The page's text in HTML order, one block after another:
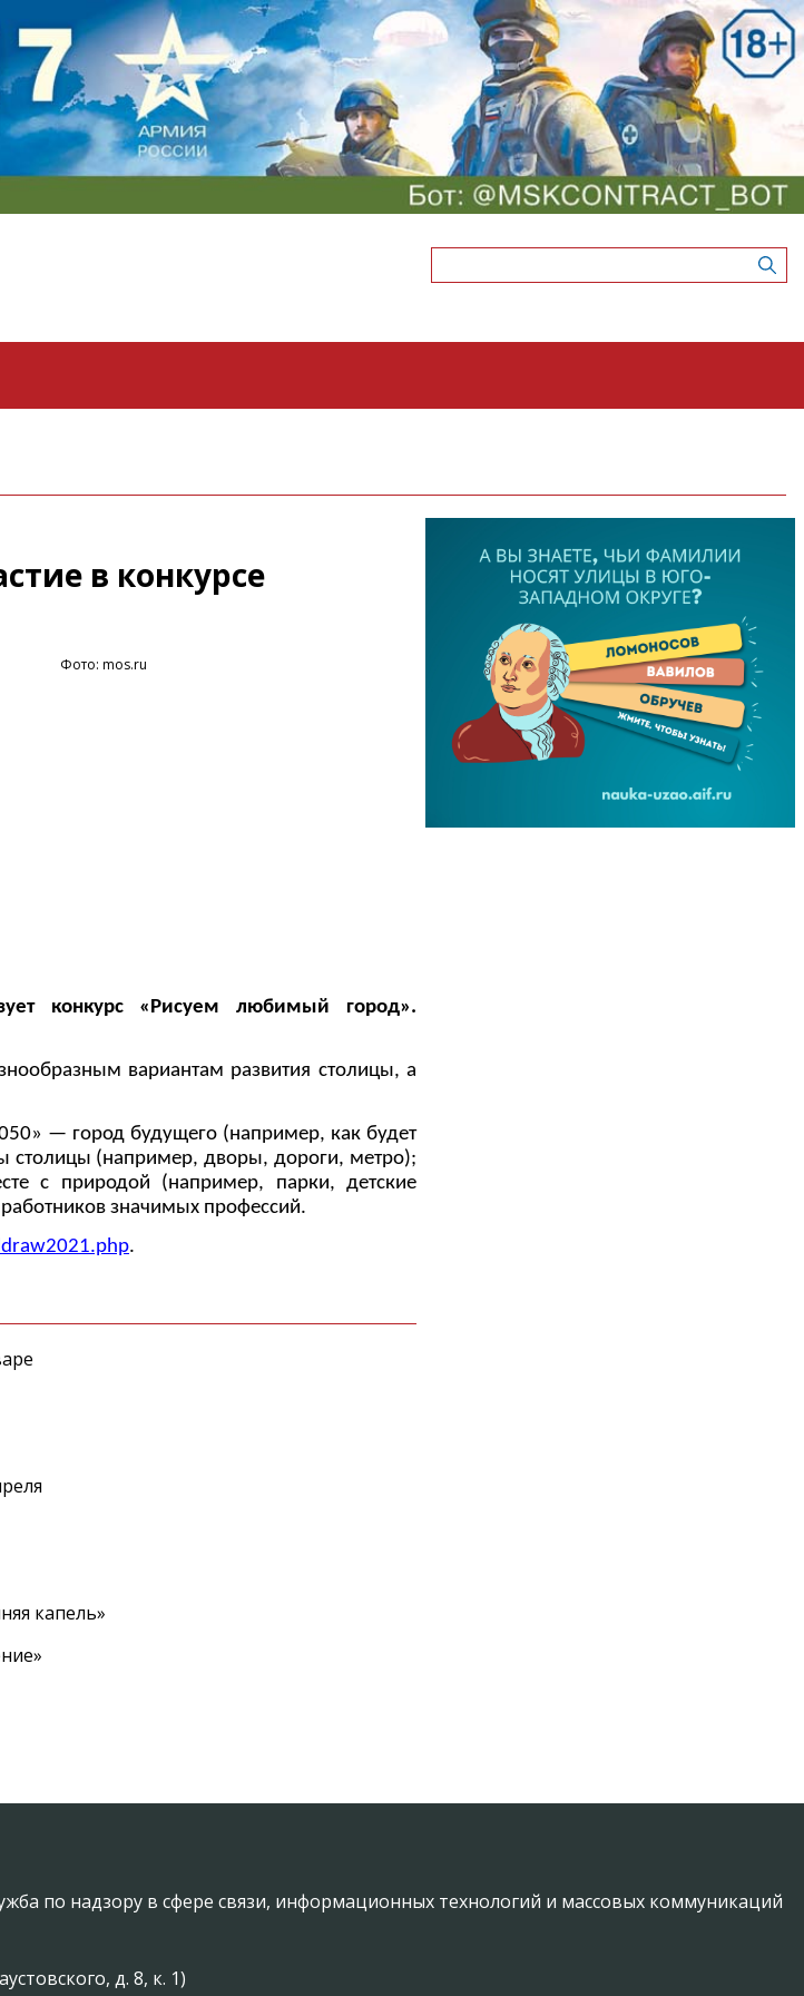
в конкурсе
Фото: mos.ru
конкурс «Рисуем любимый город».
вариантам развития столицы, а
— город будущего (например, как будет
столицы (например, дворы, дороги, метро);
с природой (например, парки, детские
значимых профессий.
.
капель»
по надзору в сфере связи, информационных технологий и массовых коммуникаций
д. 8, к. 1)